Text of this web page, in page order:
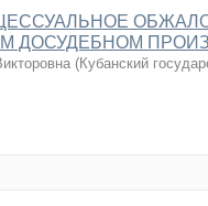
ДОСУДЕБНОМ
(Кубанский